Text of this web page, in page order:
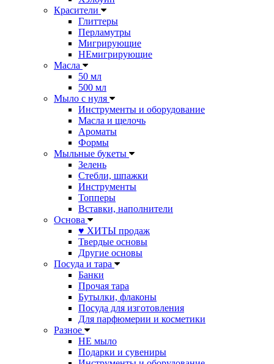
Красители
Глиттеры
Перламутры
Мигрирующие
НЕмигрирующие
Масла
50 мл
500 мл
Мыло с нуля
Инструменты и оборудование
Масла и щелочь
Ароматы
Формы
Мыльные букеты
Зелень
Стебли, шпажки
Инструменты
Топперы
Вставки, наполнители
Основа
♥ ХИТЫ продаж
Твердые основы
Другие основы
Посуда и тара
Банки
Прочая тара
Бутылки, флаконы
Посуда для изготовления
Для парфюмерии и косметики
Разное
НЕ мыло
Подарки и сувениры